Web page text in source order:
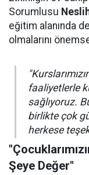
Sorumlusu
eğitim alanında
olmalarını
faaliyetlerle
sağlıyoruz.
birlikte çok
herkese
Şeye Değer"